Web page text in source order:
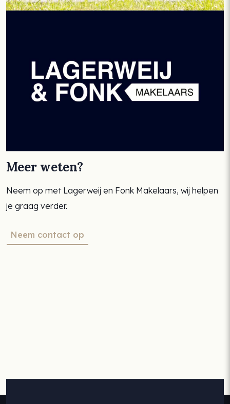
Meer weten?
Neem op met Lagerweij en Fonk Makelaars, wij helpen
je graag verder.
Neem contact op